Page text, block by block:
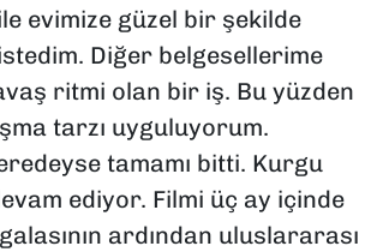
evimize güzel bir şekilde
Diğer belgesellerime
ritmi olan bir iş. Bu yüzden
tarzı uyguluyorum.
tamamı bitti. Kurgu
ediyor. Filmi üç ay içinde
ardından uluslararası